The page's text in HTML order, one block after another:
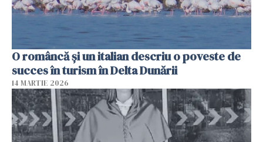
O româncă și un italian descriu o poveste de
succes în turism în Delta Dunării
14 MARTIE 2026